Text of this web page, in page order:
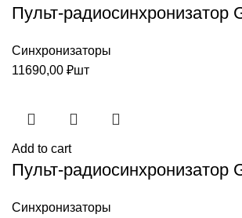
Пульт-радиосинхронизатор
Синхронизаторы
11690,00 ₽шт
Add to cart
Пульт-радиосинхронизатор
Синхронизаторы